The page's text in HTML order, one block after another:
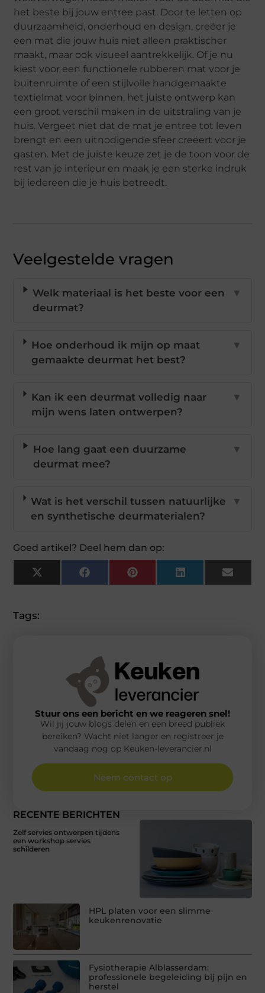
het beste bij jouw entree past. Door te letten op
duurzaamheid, onderhoud en design, creëer je
een mat die jouw huis niet alleen praktischer
maakt, maar ook visueel aantrekkelijk. Of je nu
kiest voor een functionele rubberen mat voor je
buitenruimte of een stijlvolle handgemaakte
textielmat voor binnen, het juiste ontwerp kan
een groot verschil maken in de uitstraling van je
huis. Vergeet niet dat de mat je entree tot leven
brengt en een uitnodigende sfeer creëert voor je
gasten. Met de juiste keuze zet je de toon voor de
rest van je interieur en maak je een sterke indruk
bij iedereen die je huis betreedt.
Veelgestelde vragen
Welk materiaal is het beste voor een
deurmat?
▼
Hoe onderhoud ik mijn op maat
gemaakte deurmat het best?
▼
Kan ik een deurmat volledig naar
mijn wens laten ontwerpen?
▼
Hoe lang gaat een duurzame
deurmat mee?
▼
Wat is het verschil tussen natuurlijke
en synthetische deurmaterialen?
▼
Goed artikel? Deel hem dan op:
X
(Twitter)
FacebookPinterestLinkedInEmail
Tags:
RECENTE BERICHTEN
Zelf servies ontwerpen tijdens
een workshop servies
schilderen
HPL platen voor een slimme
keukenrenovatie
Fysiotherapie Alblasserdam:
professionele begeleiding bij pijn en
herstel
Stuur ons een bericht en we reageren snel!
Wil jij jouw blogs delen en een breed publiek
bereiken? Wacht niet langer en registreer je
vandaag nog op Keuken-leverancier.nl
Neem contact op